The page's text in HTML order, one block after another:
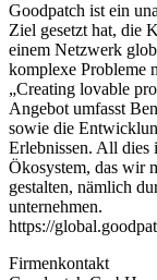
Goodpatch ist ein
Ziel gesetzt hat, die
einem Netzwerk
komplexe Probleme
„Creating lovable
Angebot umfasst
sowie die
Erlebnissen. All dies
Ökosystem, das wir
gestalten, nämlich
unternehmen.
https://
Firmenkontakt